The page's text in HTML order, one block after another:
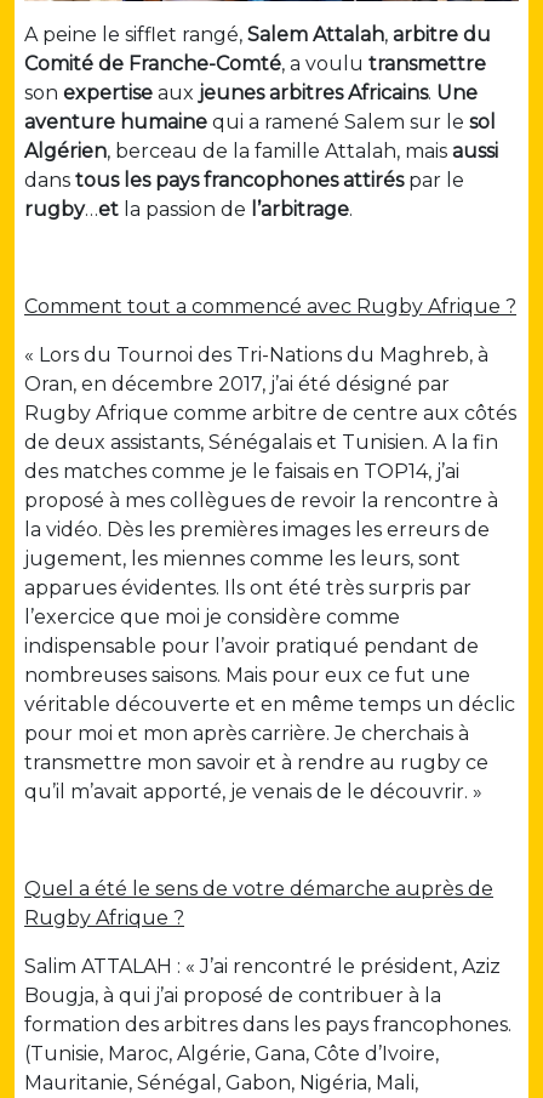
A peine le sifflet rangé, Salem Attalah, arbitre du
Comité de Franche-Comté, a voulu transmettre
son expertise aux jeunes arbitres Africains. Une
aventure humaine qui a ramené Salem sur le sol
Algérien, berceau de la famille Attalah, mais aussi
dans tous les pays francophones attiréspar le
rugby…et la passion de l’arbitrage.
Comment tout a commencé avec Rugby Afrique ?
« Lors du Tournoi des Tri-Nations du Maghreb, à
Oran, en décembre 2017, j’ai été désigné par
Rugby Afrique comme arbitre de centre aux côtés
de deux assistants, Sénégalais et Tunisien. A la fin
des matches comme je le faisais en TOP14, j’ai
proposé à mes collègues de revoir la rencontre à
la vidéo. Dès les premières images les erreurs de
jugement, les miennes comme les leurs, sont
apparues évidentes. Ils ont été très surpris par
l’exercice que moi je considère comme
indispensable pour l’avoir pratiqué pendant de
nombreuses saisons. Mais pour eux ce fut une
véritable découverte et en même temps un déclic
pour moi et mon après carrière. Je cherchais à
transmettre mon savoir et à rendre au rugby ce
qu’il m’avait apporté, je venais de le découvrir. »
Quel a été le sens de votre démarche auprès de
Rugby Afrique ?
Salim ATTALAH : « J’ai rencontré le président, Aziz
Bougja, à qui j’ai proposé de contribuer à la
formation des arbitres dans les pays francophones.
(Tunisie, Maroc, Algérie, Gana, Côte d’Ivoire,
Mauritanie, Sénégal, Gabon, Nigéria, Mali,